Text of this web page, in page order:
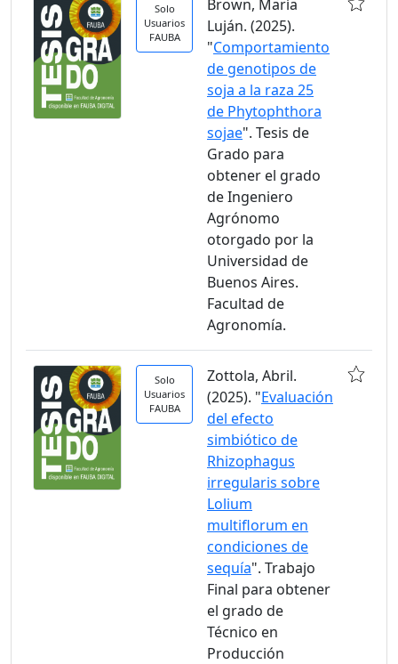
Solo
Usuarios
FAUBA
Brown, María
Luján. (2025).
"Comportamiento
de genotipos de
soja a la raza 25
de Phytophthora
sojae". Tesis de
Grado para
obtener el grado
de Ingeniero
Agrónomo
otorgado por la
Universidad de
Buenos Aires.
Facultad de
Agronomía.
Solo
Usuarios
FAUBA
Zottola, Abril.
(2025). "Evaluación
del efecto
simbiótico de
Rhizophagus
irregularis sobre
Lolium
multiflorum en
condiciones de
sequía". Trabajo
Final para obtener
el grado de
Técnico en
Producción